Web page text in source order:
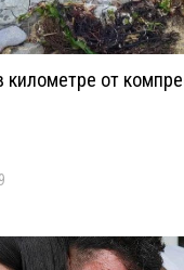
километре от